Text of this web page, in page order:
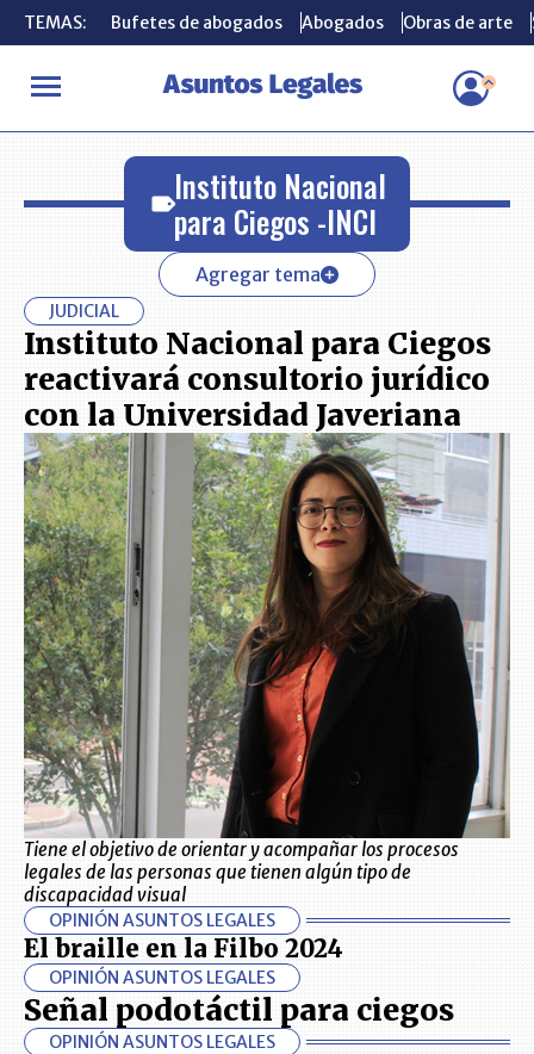
TEMAS: Bufetes de abogados Abogados Obras de arte
INICIO Instituto Nacional para Ciegos -INCI
TEMAS: Bufetes de abogados Abogados Obras de arte
Instituto Nacional
para Ciegos -INCI
Agregar tema
JUDICIAL
Instituto Nacional para Ciegos
reactivará consultorio jurídico
con la Universidad Javeriana
Tiene el objetivo de orientar y acompañar los procesos
legales de las personas que tienen algún tipo de
discapacidad visual
OPINIÓN ASUNTOS LEGALES
El braille en la Filbo 2024
OPINIÓN ASUNTOS LEGALES
Señal podotáctil para ciegos
OPINIÓN ASUNTOS LEGALES